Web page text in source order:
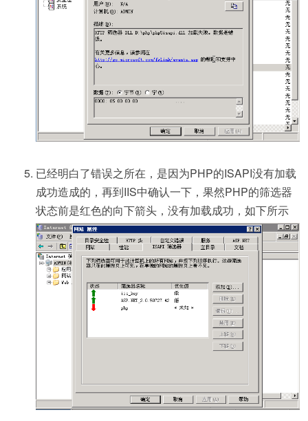
已经明白了错误之所在，是因为PHP的ISAPI没有加载
成功造成的，再到IIS中确认一下，果然PHP的筛选器
状态前是红色的向下箭头，没有加载成功，如下所示